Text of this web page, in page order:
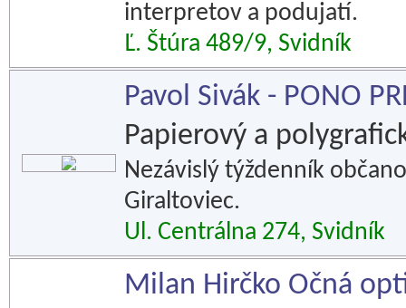
interpretov a podujatí.
Ľ. Štúra 489/9, Svidník
Pavol Sivák - PONO
Papierový a
Nezávislý týždenník
Giraltoviec.
Ul. Centrálna 274, Svidník
Milan Hirčko Očná